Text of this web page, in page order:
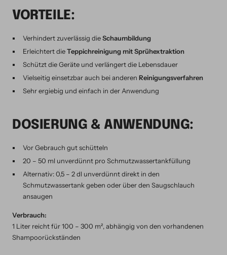
VORTEILE:
Verhindert zuverlässig dieSchaumbildung
Erleichtert dieTeppichreinigung mit Sprühextraktion
Schützt die Geräte und verlängert die Lebensdauer
Vielseitig einsetzbar auch bei anderenReinigungsverfahren
Sehr ergiebig und einfach in der Anwendung
DOSIERUNG & ANWENDUNG:
Vor Gebrauch gut schütteln
20 – 50 ml unverdünnt pro Schmutzwassertankfüllung
Alternativ: 0,5 – 2 dl unverdünnt direkt in den
Schmutzwassertank geben oder über den Saugschlauch
ansaugen
Verbrauch:
1 Liter reicht für 100 – 300 m², abhängig von den vorhandenen
Shampoorückständen